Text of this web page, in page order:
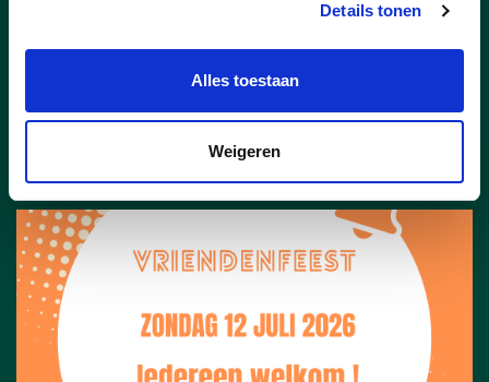
Details tonen
Alles toestaan
Weigeren
alle details.
lees meer